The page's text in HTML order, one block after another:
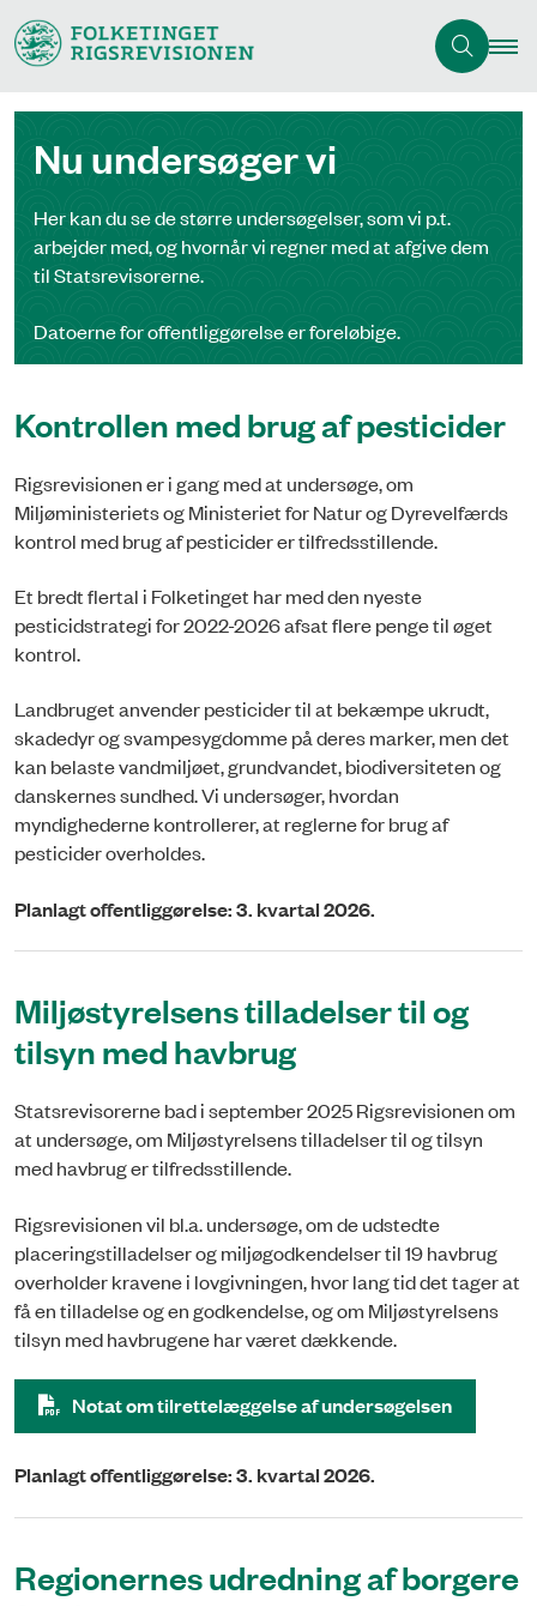
Nu undersøger vi
Her kan du se de større undersøgelser, som vi p.t.
arbejder med, og hvornår vi regner med at afgive dem
til Statsrevisorerne.
Datoerne for offentliggørelse er foreløbige.
Kontrollen med brug af pesticider
Rigsrevisionen er i gang med at undersøge, om
Miljøministeriets og Ministeriet for Natur og Dyrevelfærds
kontrol med brug af pesticider er tilfredsstillende.
Et bredt flertal i Folketinget har med den nyeste
pesticidstrategi for 2022-2026 afsat flere penge til øget
kontrol.
Landbruget anvender pesticider til at bekæmpe ukrudt,
skadedyr og svampesygdomme på deres marker, men det
kan belaste vandmiljøet, grundvandet, biodiversiteten og
danskernes sundhed. Vi undersøger, hvordan
myndighederne kontrollerer, at reglerne for brug af
pesticider overholdes.
Planlagt offentliggørelse: 3. kvartal 2026.
Miljøstyrelsens tilladelser til og
tilsyn med havbrug
Statsrevisorerne bad i september 2025 Rigsrevisionen om
at undersøge, om Miljøstyrelsens tilladelser til og tilsyn
med havbrug er tilfredsstillende.
Rigsrevisionen vil bl.a. undersøge, om de udstedte
placeringstilladelser og miljøgodkendelser til 19 havbrug
overholder kravene i lovgivningen, hvor lang tid det tager at
få en tilladelse og en godkendelse, og om Miljøstyrelsens
tilsyn med havbrugene har været dækkende.
Notat om tilrettelæggelse af undersøgelsen
Planlagt offentliggørelse: 3. kvartal 2026.
Regionernes udredning af borgere